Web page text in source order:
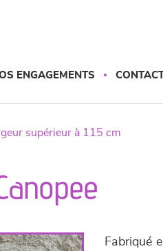
ENGAGEMENTS
supérieur à 115 cm
Fabriqué